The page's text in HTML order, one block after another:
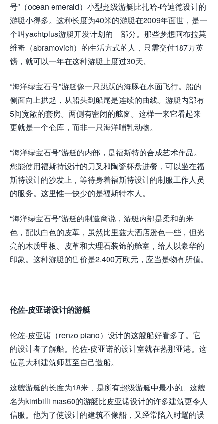
号”（ocean emerald）小型超级游艇比扎哈-哈迪德设计的
游艇小得多。这种长度为40米的游艇在2009年面世，是一
个叫yachtplus游艇开发计划的一部分。那些梦想阿布拉莫
维奇（abramovich）的生活方式的人，只需交付187万英
镑，就可以一年在这种游艇上度过30天。
“海洋绿宝石号”游艇像一只跳跃的海豚在水面飞行。船的
侧面向上拱起，从船头到船尾是连续的曲线。游艇内部有
5间宽敞的套房。两侧有密闭的舷窗。这样一来它看起来
更就是一个仓库，而非一只海洋哺乳动物。
“海洋绿宝石号”游艇的内部，是福斯特的合成艺术作品。
您能使用福斯持设计的刀叉和陶瓷杯盘进餐，可以坐在福
斯特设计的沙发上，等待身着福斯特设计的制服工作人员
的服务。这里惟一缺少的是福斯特本人。
“海洋绿宝石号”游艇的制造商说，游艇内部是柔和的米
色，配以白色的皮革，虽然比里兹大酒店逊色一些，但光
亮的木质甲板、皮革和大理石装饰的舱室，给人以豪华的
印象。这种游艇的售价是2.400万欧元，应当是物有所值。
伦佐-皮亚诺设计的游艇
伦佐-皮亚诺（renzo piano）设计的这艘船好看多了。它
的设计者了解船。伦佐-皮亚诺的设计室就在热那亚港。这
位意大利建筑师甚至自己造船。
这艘游艇的长度为18米，是所有超级游艇中最小的。这艘
名为kirribilli mas60的游艇比皮亚诺设计的许多建筑更令人
信服。他为了使设计的建筑不像船，又经常陷入时髦的误